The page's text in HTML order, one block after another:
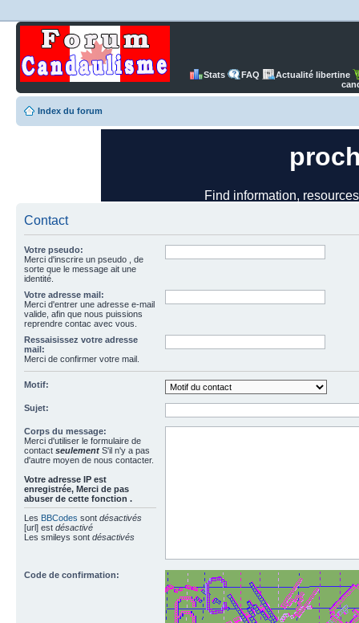
Stats FAQ
Actualité libertine
Index du forum
Contact
Votre pseudo:
Merci d'inscrire un pseudo , de
sorte que le message ait une
identité.
Votre adresse mail:
Merci d'entrer une adresse e-mail
valide, afin que nous puissions
reprendre contac avec vous.
Ressaisissez votre adresse
mail:
Merci de confirmer votre mail.
Motif:
Sujet:
Corps du message:
Merci d'utiliser le formulaire de
contact seulement S'il n'y a pas
d'autre moyen de nous contacter.
Votre adresse ΙΡ est
enregistrée, Merci de pas
abuser de cette fonction .
Les BBCodes sont désactivés
[url] est désactivé
Les smileys sont désactivés
Code de confirmation: